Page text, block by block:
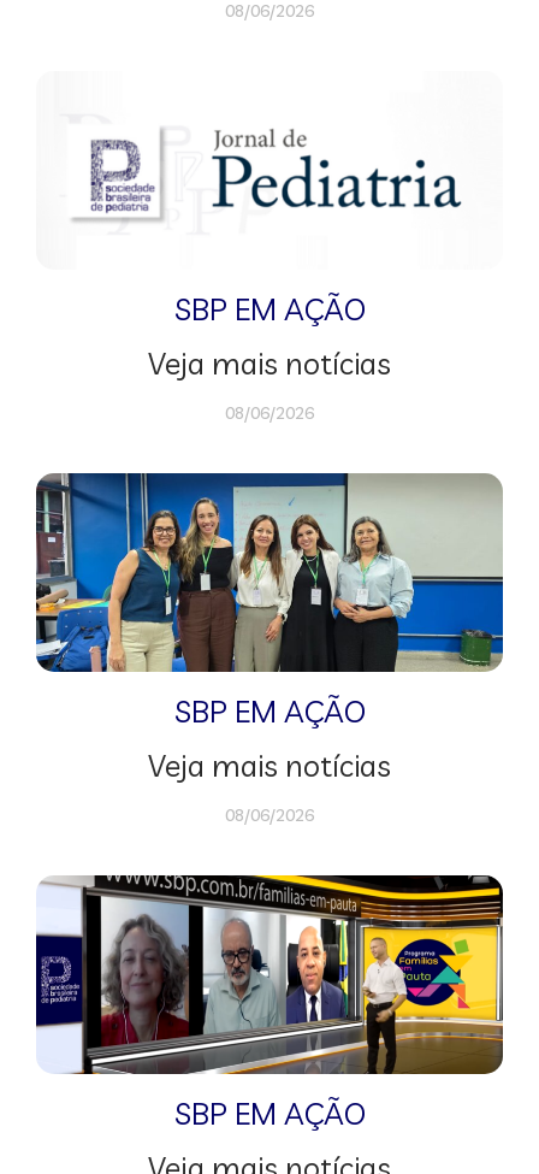
08/06/2026
SBP EM AÇÃO
Veja mais notícias
08/06/2026
SBP EM AÇÃO
Veja mais notícias
08/06/2026
SBP EM AÇÃO